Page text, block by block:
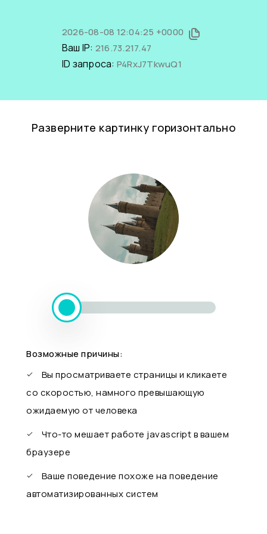
2026-08-08 12:04:25 +0000
Ваш IP: 216.73.217.47
ID запроса: P4RxJ7TkwuQ1
Разверните картинку горизонтально
Возможные причины:
Вы просматриваете страницы и кликаете
со скоростью, намного превышающую
ожидаемую от человека
Что-то мешает работе javascript в вашем
браузере
Ваше поведение похоже на поведение
автоматизированных систем